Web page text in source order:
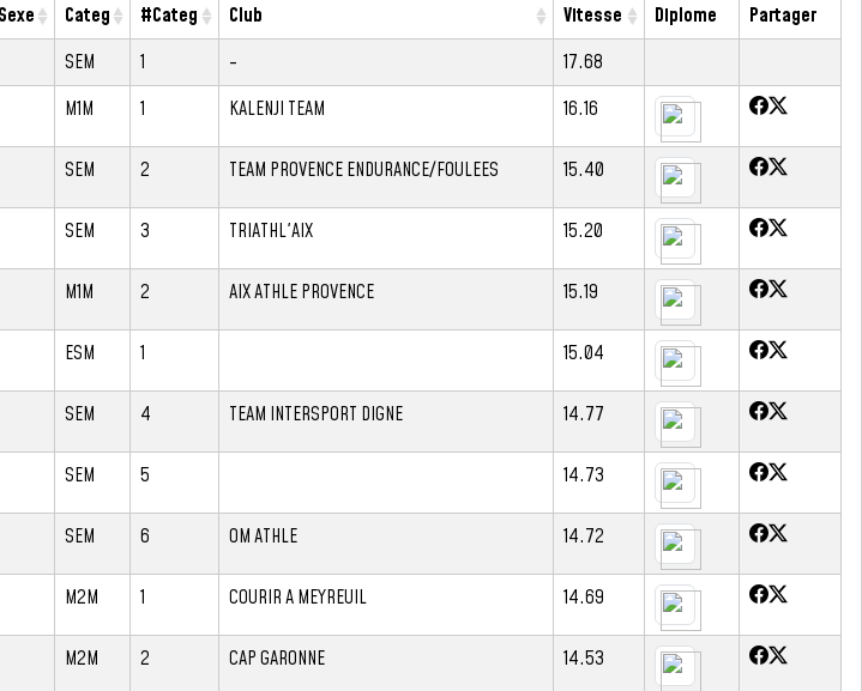
Categ #Categ Club Vitesse Diplome
Partager
SEM 1 -
17.68
M1M 1 KALENJI TEAM 16.16
SEM 2 TEAM PROVENCE ENDURANCE/FOULEES 15.40
SEM 3 TRIATHL'AIX 15.20
M1M 2 AIX ATHLE PROVENCE 15.19
ESM 1 15.04
SEM 4 TEAM INTERSPORT DIGNE 14.77
SEM 5 14.73
SEM 6 OM ATHLE 14.72
M2M 1 COURIR A MEYREUIL 14.69
M2M 2 CAP GARONNE 14.53